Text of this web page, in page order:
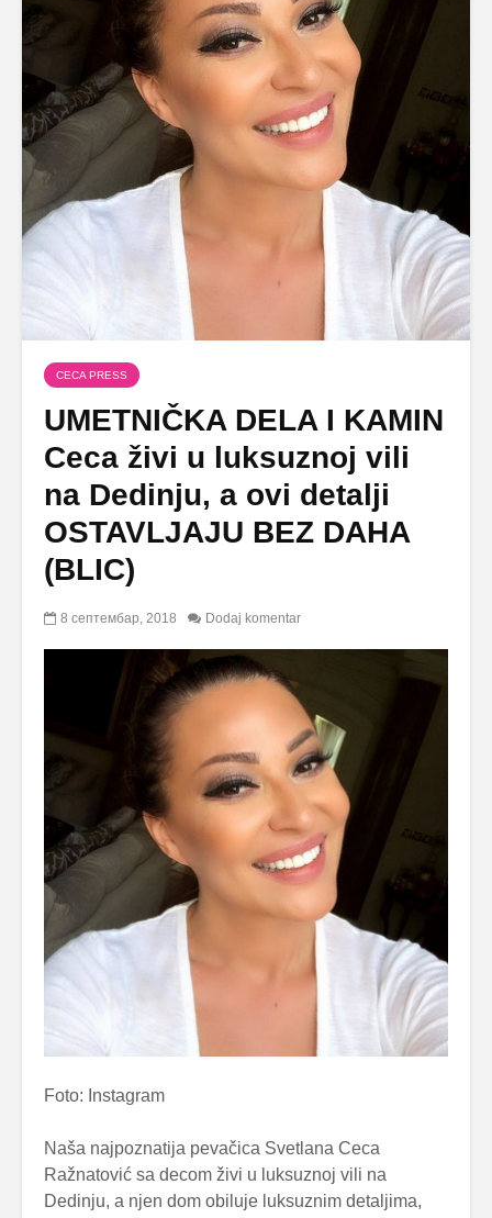
CECA PRESS
UMETNIČKA DELA I KAMIN
Ceca živi u luksuznoj vili
na Dedinju, a ovi detalji
OSTAVLJAJU BEZ DAHA
(BLIC)
8 септембар, 2018 Dodaj komentar
Foto: Instagram
Naša najpoznatija pevačica Svetlana Ceca
Ražnatović sa decom živi u luksuznoj vili na
Dedinju, a njen dom obiluje luksuznim detaljima,